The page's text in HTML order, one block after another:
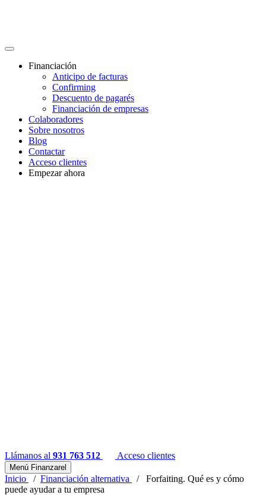
Financiación
Anticipo de facturas
Confirming
Descuento de pagarés
Financiación de empresas
Colaboradores
Sobre nosotros
Blog
Contactar
Acceso clientes
Empezar ahora
Llámanos al 931 763 512 Acceso clientes
Menú Finanzarel
Inicio / Financiación alternativa / Forfaiting. Qué es y cómo
puede ayudar a tu empresa